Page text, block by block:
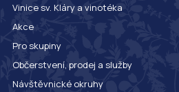
Vinice sv. Kláry a vinotéka
Akce
Pro skupiny
Občerstvení, prodej a služby
Návštěvnické okruhy